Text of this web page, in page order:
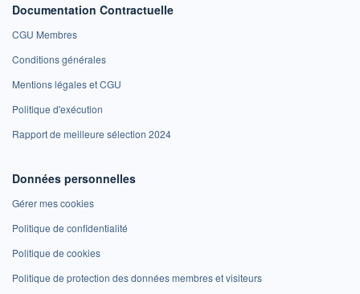
Documentation Contractuelle
CGU Membres
Conditions générales
Mentions légales et CGU
Politique d'exécution
Rapport de meilleure sélection 2024
Données personnelles
Gérer mes cookies
Politique de confidentialité
Politique de cookies
Politique de protection des données membres et visiteurs